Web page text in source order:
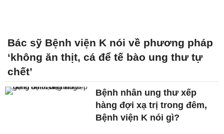
Bác sỹ Bệnh viện K nói về phương pháp
‘không ăn thịt, cá để tế bào ung thư tự
chết’
Bệnh nhân ung thư xếp
hàng đợi xạ trị trong đêm,
Bệnh viện K nói gì?